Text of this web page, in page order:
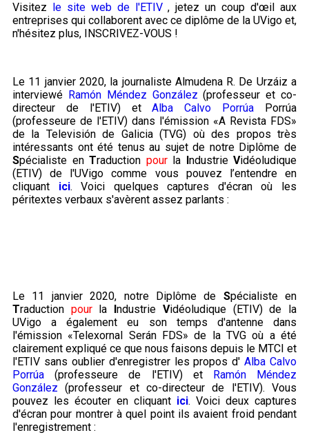
Visitez
le site web de l'ETIV, jetez un coup d'œil aux
entreprises qui collaborent avec ce diplôme de la UVigo et,
n'hésitez plus, INSCRIVEZ-VOUS !
Le 11 janvier 2020, la journaliste Almudena R. De Urzáiz a
interviewé Ramón Méndez González (professeur et co-
directeur de l'ETIV) etAlba Calvo Porrúa Porrúa
(professeure de l'ETIV) dans l'émission «A Revista FDS»
de la Televisión de Galicia (TVG) où des propos très
intéressants ont été tenus au sujet de notre Diplôme de
Spécialiste en Traduction pourla ndustrie Vidéoludique
(ETIV) de l'UVigo comme vous pouvez l’entendre en
cliquant ici. Voici quelques captures d'écran où les
péritextes verbaux s'avèrent assez parlants :
Le 11 janvier 2020, notre Diplôme de Spécialiste en
Traduction pourla Industrie Vidéoludique (ETIV) de la
UVigo a également eu son temps d'antenne dans
l'émission «Telexornal Serán FDS» de la TVG où a été
clairement expliqué ce que nous faisons depuis le MTCI et
l'ETIV sans oublier d'enregistrer les propos d'Alba Calvo
Porrúa (professeure de l'ETIV) et
Ramón Méndez
González (professeur et co-directeur de l'ETIV). Vous
pouvez les écouter en cliquant ici. Voici deux captures
d'écran pour montrer à quel point ils avaient froid pendant
l'enregistrement :